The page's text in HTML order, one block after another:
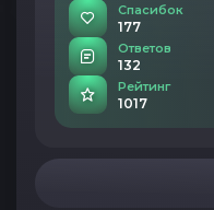
Спасибок
177
Ответов
132
Рейтинг
1017